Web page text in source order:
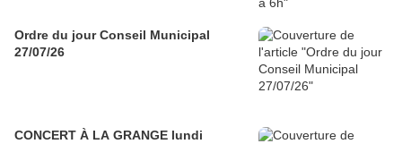
Ordre du jour Conseil Municipal
27/07/26
CONCERT À LA GRANGE lundi